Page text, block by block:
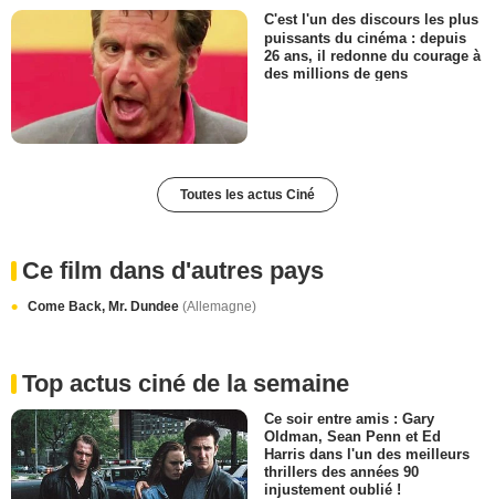
C'est l'un des discours les plus
puissants du cinéma : depuis
26 ans, il redonne du courage à
des millions de gens
Toutes les actus Ciné
Ce film dans d'autres pays
Come Back, Mr. Dundee (Allemagne)
Top actus ciné de la semaine
Ce soir entre amis : Gary
Oldman, Sean Penn et Ed
Harris dans l'un des meilleurs
thrillers des années 90
injustement oublié !